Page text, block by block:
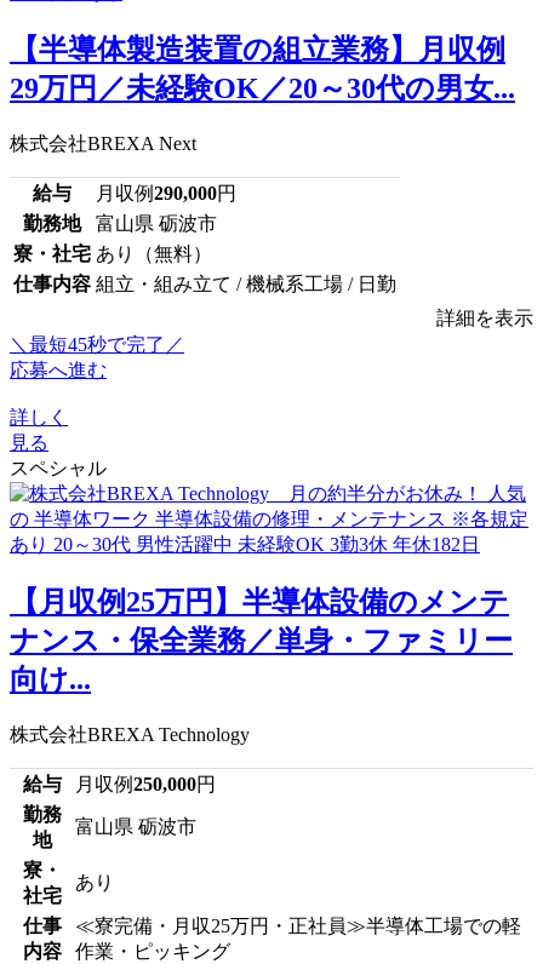
【半導体製造装置の組立業務】月収例
29万円／未経験OK／20～30代の男女...
株式会社BREXA Next
給与 月収例290,000円
勤務地
富山県 砺波市
寮・社宅 あり（無料）
仕事内容 組立・組み立て / 機械系工場 / 日勤
詳細を表示
＼最短45秒で完了／
応募へ進む
詳しく
見る
スペシャル
【月収例25万円】半導体設備のメンテ
ナンス・保全業務／単身・ファミリー
向け...
株式会社BREXA Technology
給与 月収例250,000円
勤務
地
富山県 砺波市
寮・
社宅
あり
仕事
内容
≪寮完備・月収25万円・正社員≫半導体工場での軽
作業・ピッキング